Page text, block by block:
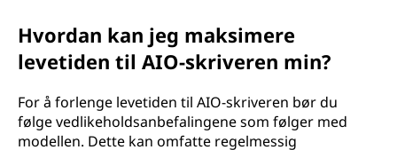
Hvordan kan jeg maksimere
levetiden til AIO-skriveren min?
For å forlenge levetiden til AIO-skriveren bør du
følge vedlikeholdsanbefalingene som følger med
modellen. Dette kan omfatte regelmessig